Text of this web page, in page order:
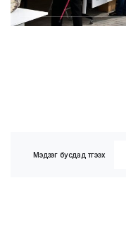
Мэдээг бусдад түгээх